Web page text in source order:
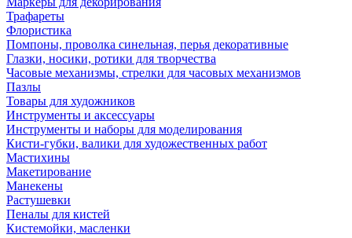
Трафареты
Флористика
Помпоны, проволка синельная, перья декоративные
Глазки, носики, ротики для творчества
Часовые механизмы, стрелки для часовых механизмов
Пазлы
Товары для художников
Инструменты и аксессуары
Инструменты и наборы для моделирования
Кисти-губки, валики для художественных работ
Мастихины
Макетирование
Манекены
Растушевки
Пеналы для кистей
Кистемойки, масленки